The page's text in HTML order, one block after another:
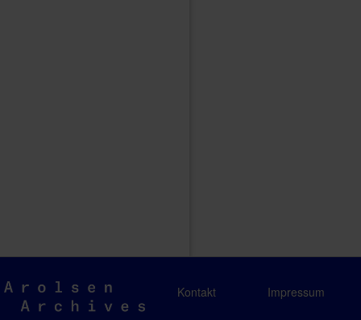
Arolsen
Archives
Kontakt Impressum